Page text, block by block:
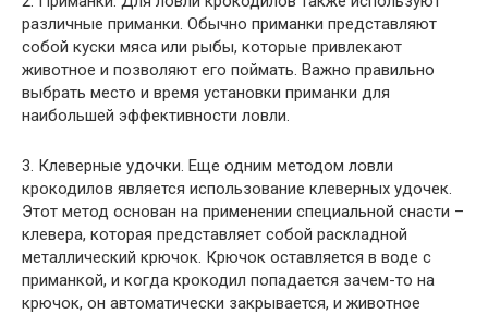
различные приманки. Обычно приманки представляют
собой куски мяса или рыбы, которые привлекают
животное и позволяют его поймать. Важно правильно
выбрать место и время установки приманки для
наибольшей эффективности ловли.
3. Клеверные удочки. Еще одним методом ловли
крокодилов является использование клеверных удочек.
Этот метод основан на применении специальной снасти –
клевера, которая представляет собой раскладной
металлический крючок. Крючок оставляется в воде с
приманкой, и когда крокодил попадается зачем-то на
крючок, он автоматически закрывается, и животное